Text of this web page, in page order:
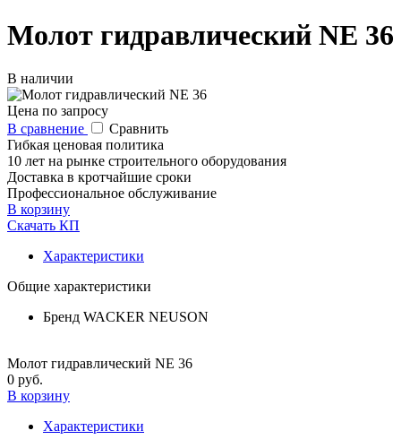
Молот гидравлический NE 36
В наличии
Цена по запросу
В сравнение
Сравнить
Гибкая ценовая политика
10 лет на рынке строительного оборудования
Доставка в кротчайшие сроки
Профессиональное обслуживание
В корзину
Скачать КП
Характеристики
Общие характеристики
Бренд WACKER NEUSON
Молот гидравлический NE 36
0 руб.
В корзину
Характеристики